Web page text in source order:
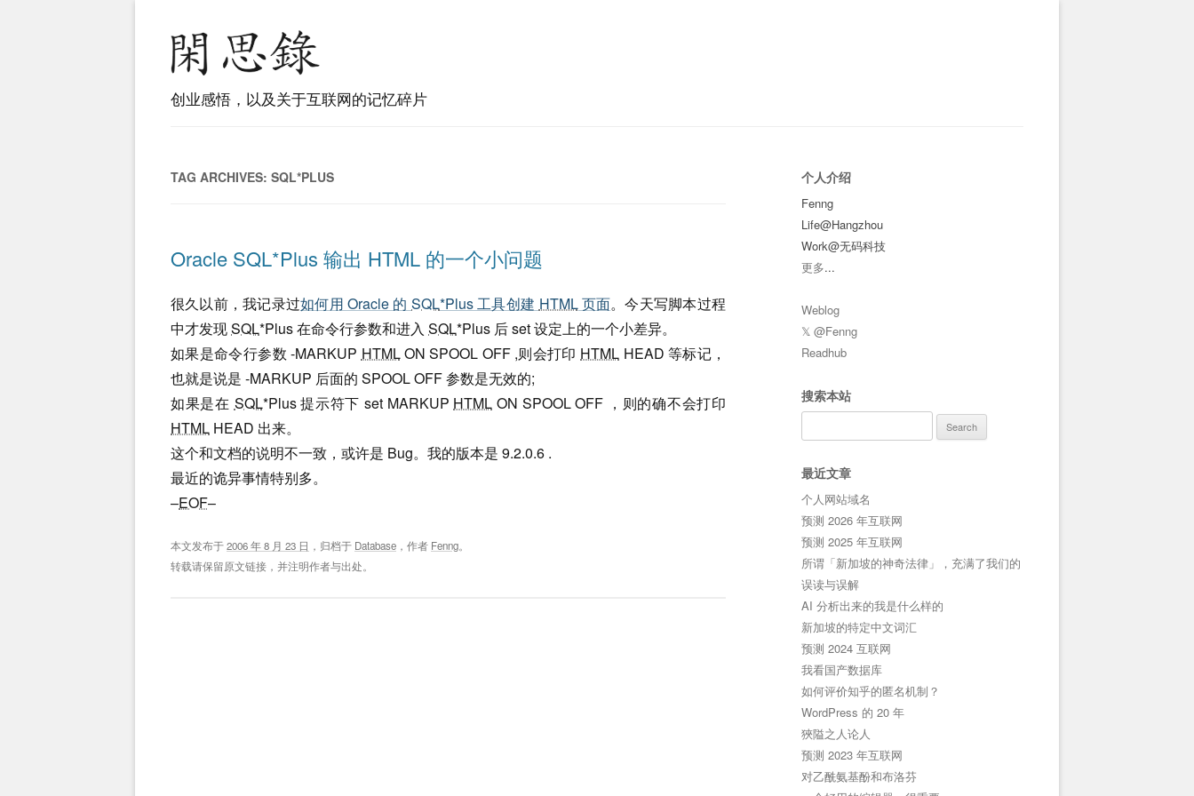
创业感悟，以及关于互联网的记忆碎片
TAG ARCHIVES: SQL*PLUS
Oracle SQL*Plus 输出 HTML 的一个小问题
很久以前，我记录过如何用 Oracle 的 SQL*Plus 工具创建 HTML页面。今天写脚本过程
中才发现SQL*Plus 在命令行参数和进入 SQL*Plus 后 set 设定上的一个小差异。
如果是命令行参数 -MARKUP HTMLON SPOOL OFF ,则会打印 HTML HEAD 等标记，
也就是说是 -MARKUP 后面的 SPOOL OFF 参数是无效的;
如果是在 SQL*Plus 提示符下 set MARKUP HTML ON SPOOL OFF ，则的确不会打印
HTML HEAD 出来。
这个和文档的说明不一致，或许是 Bug。我的版本是 9.2.0.6 .
最近的诡异事情特别多。
–EOF–
本文发布于2006 年 8 月 23 日 ，归档于 Database ，作者 Fenng。
转载请保留原文链接，并注明作者与出处。
个人介绍
Fenng
Life@Hangzhou
Work@无码科技
更多...
Weblog
𝕏 @Fenng
Readhub
搜索本站
for:
最近文章
个人网站域名
预测 2026 年互联网
预测 2025 年互联网
所谓「新加坡的神奇法律」，充满了我们的
误读与误解
AI 分析出来的我是什么样的
新加坡的特定中文词汇
预测 2024 互联网
我看国产数据库
如何评价知乎的匿名机制？
WordPress 的 20 年
狹隘之人论人
预测 2023 年互联网
对乙酰氨基酚和布洛芬